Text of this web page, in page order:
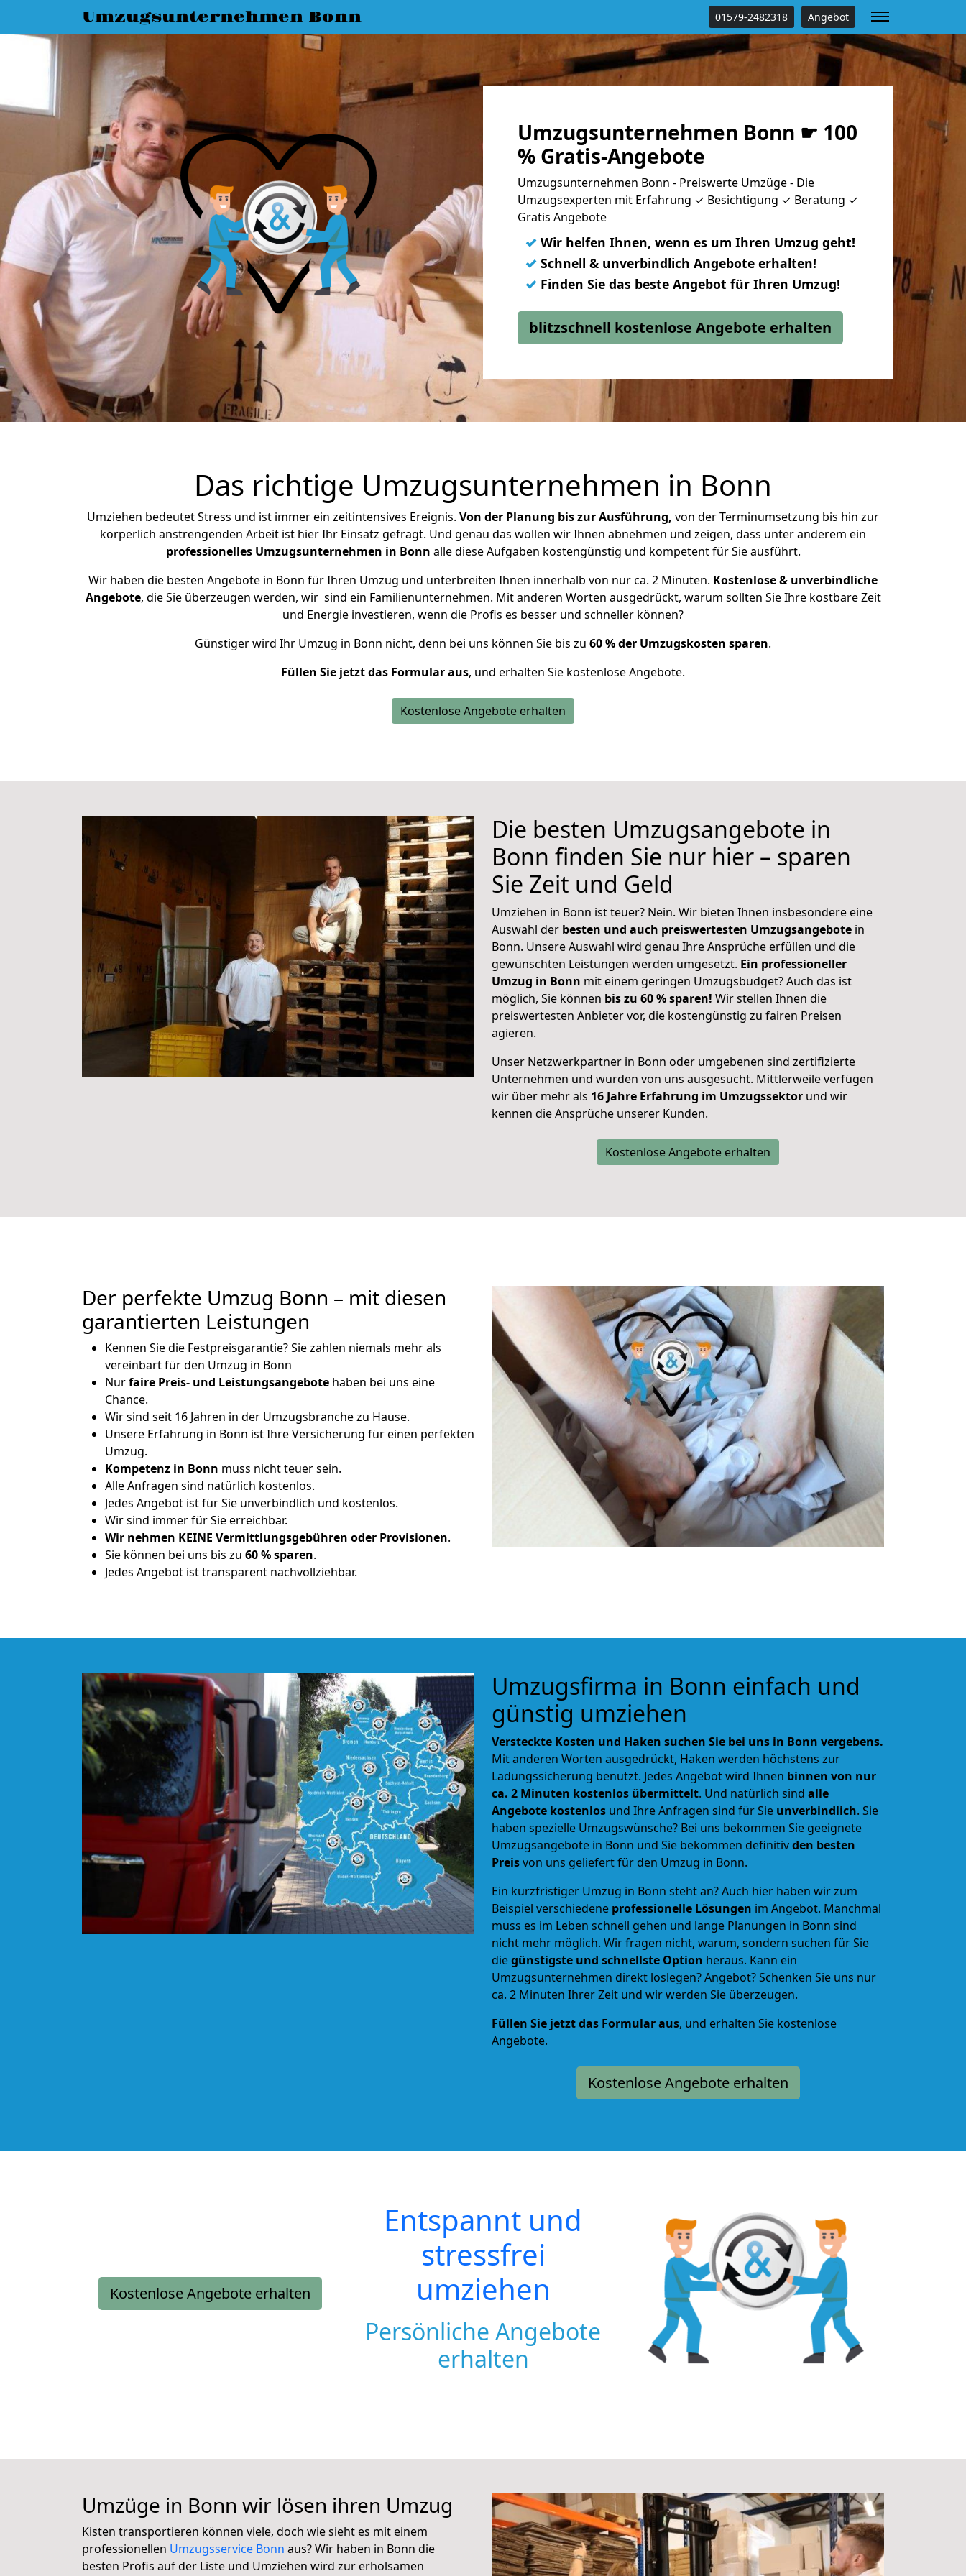
Umzugsunternehmen Bonn 01579-2482318 Angebot
Umzugsunternehmen Bonn ☛ 100
% Gratis-Angebote
Umzugsunternehmen Bonn - Preiswerte Umzüge - Die
Umzugsexperten mit Erfahrung ✓ Besichtigung ✓ Beratung ✓
Gratis Angebote
✓ Wir helfen Ihnen, wenn es um Ihren Umzug geht!
✓ Schnell & unverbindlich Angebote erhalten!
✓ Finden Sie das beste Angebot für Ihren Umzug!
blitzschnell kostenlose Angebote erhalten
Das richtige Umzugsunternehmen in Bonn
Umziehen bedeutet Stress und ist immer ein zeitintensives Ereignis. Von der Planung bis zur Ausführung, von der Terminumsetzung bis hin zur
körperlich anstrengenden Arbeit ist hier Ihr Einsatz gefragt. Und genau das wollen wir Ihnen abnehmen und zeigen, dass unter anderem ein
professionelles Umzugsunternehmen in Bonn alle diese Aufgaben kostengünstig und kompetent für Sie ausführt.
Wir haben die besten Angebote in Bonn für Ihren Umzug und unterbreiten Ihnen innerhalb von nur ca. 2 Minuten. Kostenlose & unverbindliche
Angebote, die Sie überzeugen werden, wir sind ein Familienunternehmen. Mit anderen Worten ausgedrückt, warum sollten Sie Ihre kostbare Zeit
und Energie investieren, wenn die Profis es besser und schneller können?
Günstiger wird Ihr Umzug in Bonn nicht, denn bei uns können Sie bis zu 60 % der Umzugskosten sparen.
Füllen Sie jetzt das Formular aus, und erhalten Sie kostenlose Angebote.
Kostenlose Angebote erhalten
Die besten Umzugsangebote in
Bonn finden Sie nur hier – sparen
Sie Zeit und Geld
Umziehen in Bonn ist teuer? Nein. Wir bieten Ihnen insbesondere eine
Auswahl der besten und auch preiswertesten Umzugsangebote in
Bonn. Unsere Auswahl wird genau Ihre Ansprüche erfüllen und die
gewünschten Leistungen werden umgesetzt. Ein professioneller
Umzug in Bonn mit einem geringen Umzugsbudget? Auch das ist
möglich, Sie können bis zu 60 % sparen! Wir stellen Ihnen die
preiswertesten Anbieter vor, die kostengünstig zu fairen Preisen
agieren.
Unser Netzwerkpartner in Bonn oder umgebenen sind zertifizierte
Unternehmen und wurden von uns ausgesucht. Mittlerweile verfügen
wir über mehr als 16 Jahre Erfahrung im Umzugssektor und wir
kennen die Ansprüche unserer Kunden.
Kostenlose Angebote erhalten
Der perfekte Umzug Bonn – mit diesen
garantierten Leistungen
Kennen Sie die Festpreisgarantie? Sie zahlen niemals mehr als
vereinbart für den Umzug in Bonn
Nurfaire Preis- und Leistungsangebote haben bei uns eine
Chance.
Wir sind seit 16 Jahren in der Umzugsbranche zu Hause.
Unsere Erfahrung in Bonn ist Ihre Versicherung für einen perfekten
Umzug.
Kompetenz in Bonn muss nicht teuer sein.
Alle Anfragen sind natürlich kostenlos.
Jedes Angebot ist für Sie unverbindlich und kostenlos.
Wir sind immer für Sie erreichbar.
Wir nehmen KEINE Vermittlungsgebühren oder Provisionen.
Sie können bei uns bis zu 60 % sparen.
Jedes Angebot ist transparent nachvollziehbar.
Umzugsfirma in Bonn einfach und
günstig umziehen
Versteckte Kosten und Haken suchen Sie bei uns in Bonn vergebens.
Mit anderen Worten ausgedrückt, Haken werden höchstens zur
Ladungssicherung benutzt. Jedes Angebot wird Ihnen binnen von nur
ca. 2 Minuten kostenlos übermittelt. Und natürlich sind alle
Angebote kostenlos und Ihre Anfragen sind für Sie unverbindlich. Sie
haben spezielle Umzugswünsche? Bei uns bekommen Sie geeignete
Umzugsangebote in Bonn und Sie bekommen definitivden besten
Preisvon uns geliefert für den Umzug in Bonn.
Ein kurzfristiger Umzug in Bonn steht an? Auch hier haben wir zum
Beispiel verschiedene professionelle Lösungen im Angebot. Manchmal
muss es im Leben schnell gehen und lange Planungen in Bonn sind
nicht mehr möglich. Wir fragen nicht, warum, sondern suchen für Sie
diegünstigste und schnellste Option heraus. Kann ein
Umzugsunternehmen direkt loslegen? Angebot? Schenken Sie uns nur
ca. 2 Minuten Ihrer Zeit und wir werden Sie überzeugen.
Füllen Sie jetzt das Formular aus, und erhalten Sie kostenlose
Angebote.
Kostenlose Angebote erhalten
Kostenlose Angebote erhalten
Entspannt und
stressfrei
umziehen
Persönliche Angebote
erhalten
Umzüge in Bonn wir lösen ihren Umzug
Kisten transportieren können viele, doch wie sieht es mit einem
professionellen Umzugsservice Bonn aus? Wir haben in Bonn die
besten Profis auf der Liste und Umziehen wird zur erholsamen